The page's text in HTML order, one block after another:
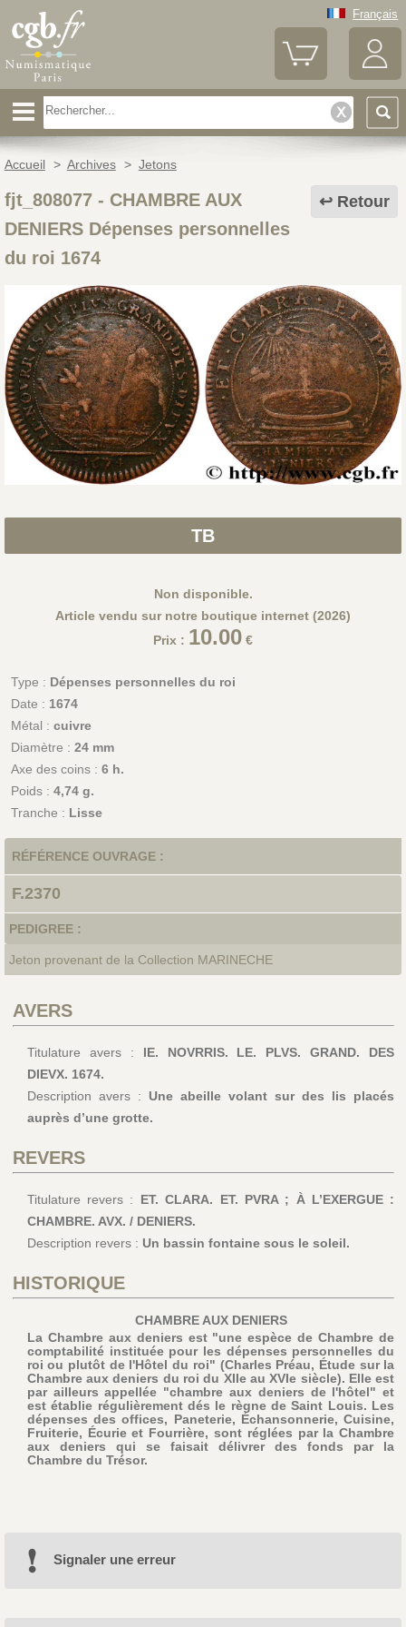
Français
Accueil > Archives > Jetons
Retour
fjt_808077- CHAMBRE AUX
DENIERS Dépenses personnelles
du roi 1674
TB
Non disponible.
Article vendu sur notre boutique internet (2026)
Prix : 10.00 €
Type : Dépenses personnelles du roi
Date : 1674
Métal : cuivre
Diamètre : 24 mm
Axe des coins : 6 h.
Poids : 4,74 g.
Tranche : Lisse
RÉFÉRENCE OUVRAGE :
F.2370
PEDIGREE :
Jeton provenant de la Collection MARINECHE
AVERS
Titulature avers : IE. NOVRRIS. LE. PLVS. GRAND. DES
DIEVX. 1674.
Description avers : Une abeille volant sur des lis placés
auprès d’une grotte.
REVERS
Titulature revers : ET. CLARA. ET. PVRA ; À L’EXERGUE :
CHAMBRE. AVX. / DENIERS.
Description revers : Un bassin fontaine sous le soleil.
HISTORIQUE
CHAMBRE AUX DENIERS
La Chambre aux deniers est "une espèce de Chambre de
comptabilité instituée pour les dépenses personnelles du
roi ou plutôt de l'Hôtel du roi" (Charles Préau, Étude sur la
Chambre aux deniers du roi du XIIe au XVIe siècle). Elle est
par ailleurs appellée "chambre aux deniers de l'hôtel" et
est établie régulièrement dés le règne de Saint Louis. Les
dépenses des offices, Paneterie, Échansonnerie, Cuisine,
Fruiterie, Écurie et Fourrière, sont réglées par la Chambre
aux deniers qui se faisait délivrer des fonds par la
Chambre du Trésor.
Signaler une erreur